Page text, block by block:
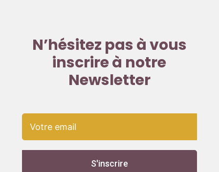
N’hésitez pas à vous
inscrire à notre
Newsletter
S'inscrire